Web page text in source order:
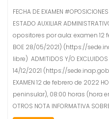
FECHA DE EXAMEN
ESTADO AUXILIAR
opositores por aula: examen 12
BOE 28/05/2021) (https://
libre) ADMITIDOS Y/O
14/12/2021 (https://
EXAMEN 12 de febrero de 2022
peninsular), 08:00 horas (hora
OTROS NOTA INFORMATIVA